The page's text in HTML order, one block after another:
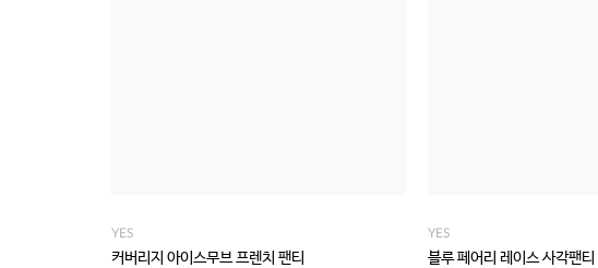
YES
커버리지 아이스무브 프렌치 팬티
YES
블루 페어리 레이스 사각팬티